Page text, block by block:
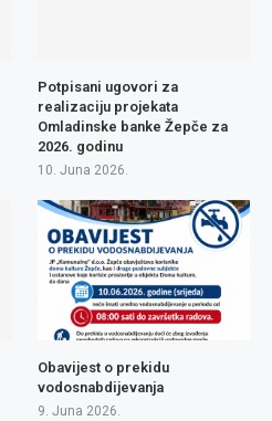
Potpisani ugovori za
realizaciju projekata
Omladinske banke Žepče za
2026. godinu
10. Juna 2026.
Obavijest o prekidu
vodosnabdijevanja
9. Juna 2026.